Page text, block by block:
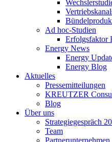
Ad hoc-Studien
Erfolgsfaktor
Energy News
Energy
Energy Blog
Aktuelles
Pressemitteilungen
KREUTZER
Blog
Über uns
Strategiegespräch
Team
Partnerunternehmen